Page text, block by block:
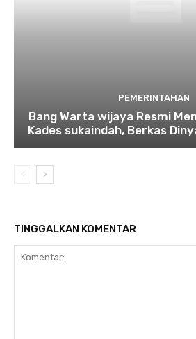
PEMERINTAHAN
Bang Warta wijaya Resmi
Kades sukaindah, Berkas
TINGGALKAN KOMENTAR